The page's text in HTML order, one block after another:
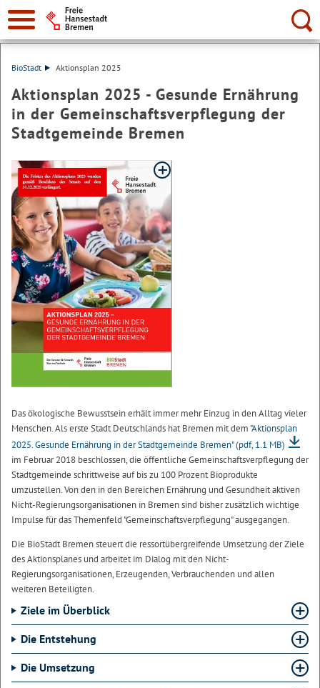
Suche:
BioStadt Aktionsplan 2025
Aktionsplan 2025 - Gesunde Ernährung
in der Gemeinschaftsverpflegung der
Stadtgemeinde Bremen
Das ökologische Bewusstsein erhält immer mehr Einzug in den Alltag vieler
Menschen. Als erste Stadt Deutschlands hat Bremen mit dem "Aktionsplan
2025. Gesunde Ernährung in der Stadtgemeinde Bremen"(pdf, 1.1 MB)
im Februar 2018 beschlossen, die öffentliche Gemeinschaftsverpflegung der
Stadtgemeinde schrittweise auf bis zu 100 Prozent Bioprodukte
umzustellen. Von den in den Bereichen Ernährung und Gesundheit aktiven
Nicht-Regierungsorganisationen in Bremen sind bisher zusätzlich wichtige
Impulse für das Themenfeld "Gemeinschaftsverpflegung" ausgegangen.
Die BioStadt Bremen steuert die ressortübergreifende Umsetzung der Ziele
des Aktionsplanes und arbeitet im Dialog mit den Nicht-
Regierungsorganisationen, Erzeugenden, Verbrauchenden und allen
weiteren Beteiligten.
Ziele im Überblick
Die Entstehung
Die Umsetzung